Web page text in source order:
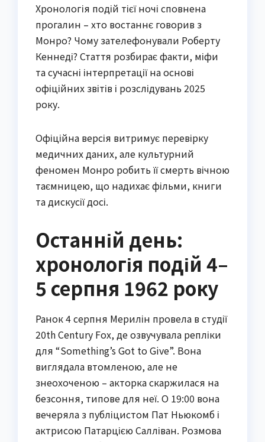
Хронологія подій тієї ночі сповнена
прогалин – хто востаннє говорив з
Монро? Чому зателефонували Роберту
Кеннеді? Стаття розбирає факти, міфи
та сучасні інтерпретації на основі
офіційних звітів і розслідувань 2025
року.
Офіційна версія витримує перевірку
медичних даних, але культурний
феномен Монро робить її смерть вічною
таємницею, що надихає фільми, книги
та дискусії досі.
Останній день:
хронологія подій 4–
5 серпня 1962 року
Ранок 4 серпня Мерилін провела в студії
20th Century Fox, де озвучувала репліки
для “Something’s Got to Give”. Вона
виглядала втомленою, але не
знеохоченою – акторка скаржилася на
безсоння, типове для неї. О 19:00 вона
вечеряла з публіцистом Пат Ньюкомб і
актрисою Патарцією Салліван. Розмова